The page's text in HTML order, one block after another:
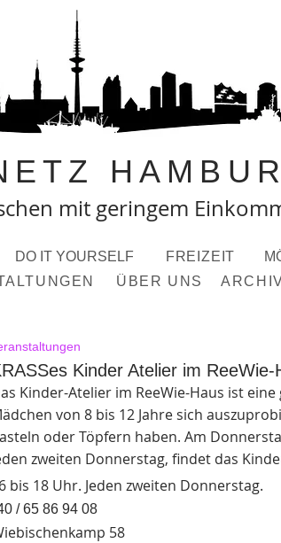
mit geringem
DO IT YOURSELF FREIZEIT
ÜBER UNS
Kinder Atelier im ReeWie-
Kinder-Atelier im ReeWie-Haus ist
von 8 bis 12 Jahre sich
oder Töpfern haben. Am
zweiten Donnerstag, findet das
bis 18 Uhr. Jeden zweiten Donnerstag.
/ 65 86 94 08
58